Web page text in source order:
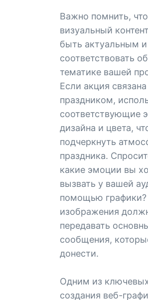
Важно помнить, что
визуальный
быть актуальным и
соответствовать
тематике вашей
Если акция связана
праздником,
соответствующие
дизайна и цвета,
подчеркнуть
праздника.
какие эмоции вы
вызвать у вашей
помощью
изображения
передавать
сообщения,
донести.
Одним из
создания веб-